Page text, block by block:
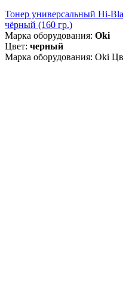
Тонер универсальный Hi-
чёрный (160 гр.)
Марка оборудования: Oki
Цвет: черный
Марка оборудования: Oki